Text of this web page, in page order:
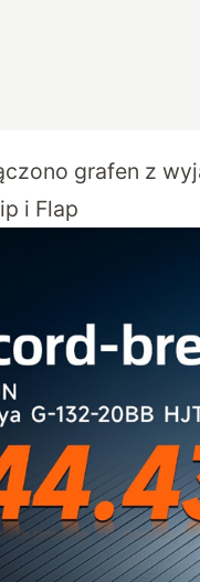
grafen z
i Flap